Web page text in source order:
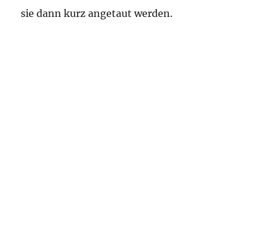
sie dann kurz angetaut werden.